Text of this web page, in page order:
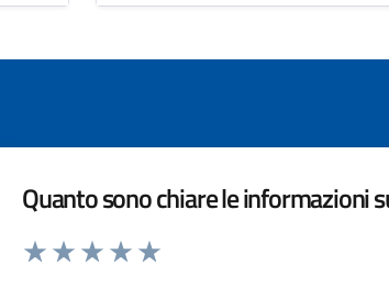
Quanto sono chiare le informazioni
Valuta da 1 a 5 stelle la pagina